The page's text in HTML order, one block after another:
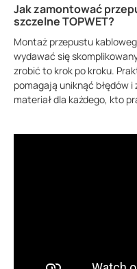
Jak zamontować
szczelne TOPWET?
Montaż przepustu
wydawać się
zrobić to krok po kroku.
pomagają uniknąć błędów
materiał dla każdego, kto